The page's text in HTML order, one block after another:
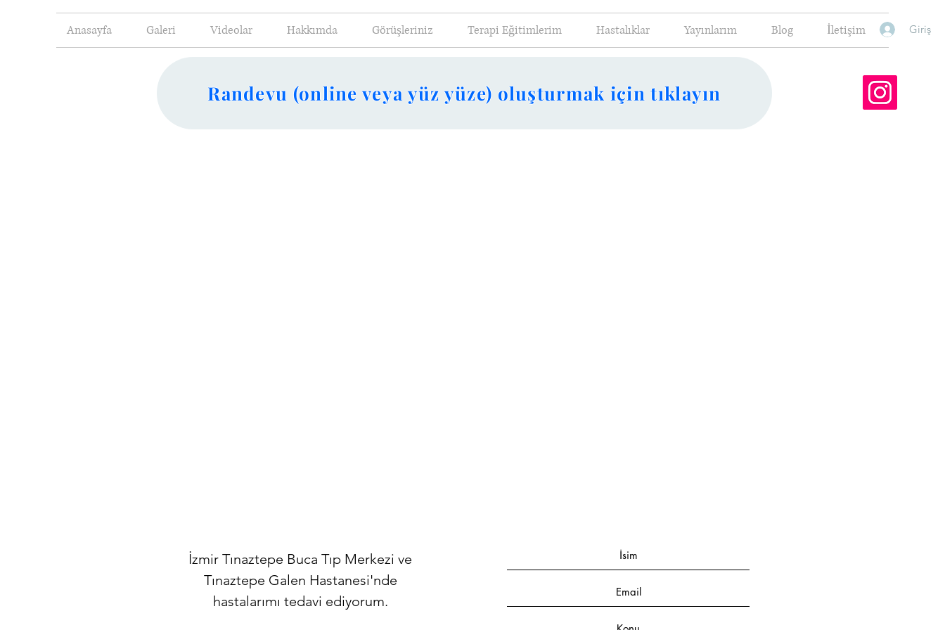
Giriş
Anasayfa Galeri Videolar Hakkımda Görüşleriniz Terapi Eğitimlerim Hastalıklar Yayınlarım Blog İletişim
Randevu (online veya yüz yüze) oluşturmak için tıklayın
İzmir Tınaztepe Buca Tıp Merkezi ve
Tınaztepe Galen Hastanesi'nde
hastalarımı tedavi ediyorum.